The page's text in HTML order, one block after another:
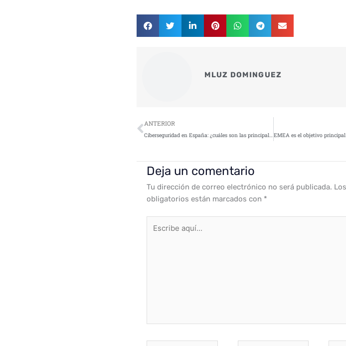
MLUZ DOMINGUEZ
Ant
ANTERIOR
Ciberseguridad en España: ¿cuáles son las principales medidas para blindar la seguridad de los sistemas informáticos?
Deja un comentario
Tu dirección de correo electrónico no será publicada.
obligatorios están marcados con *
aquí...